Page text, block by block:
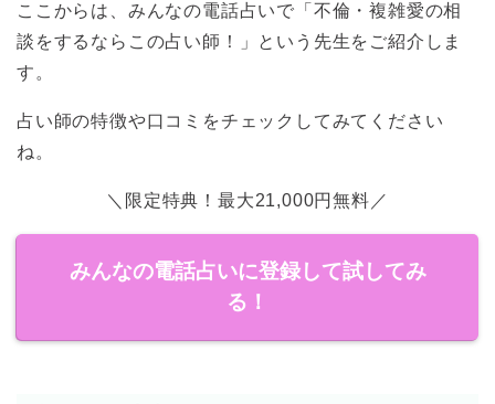
ここからは、みんなの電話占いで「不倫・複雑愛の相
談をするならこの占い師！」という先生をご紹介しま
す。
占い師の特徴や口コミをチェックしてみてください
ね。
＼限定特典！最大21,000円無料／
みんなの電話占いに登録して試してみ
る！